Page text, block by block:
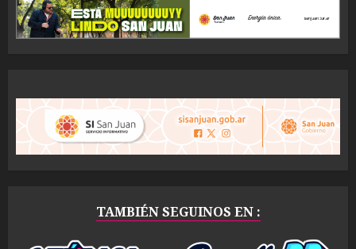
TAMBIÉN SEGUINOS EN :